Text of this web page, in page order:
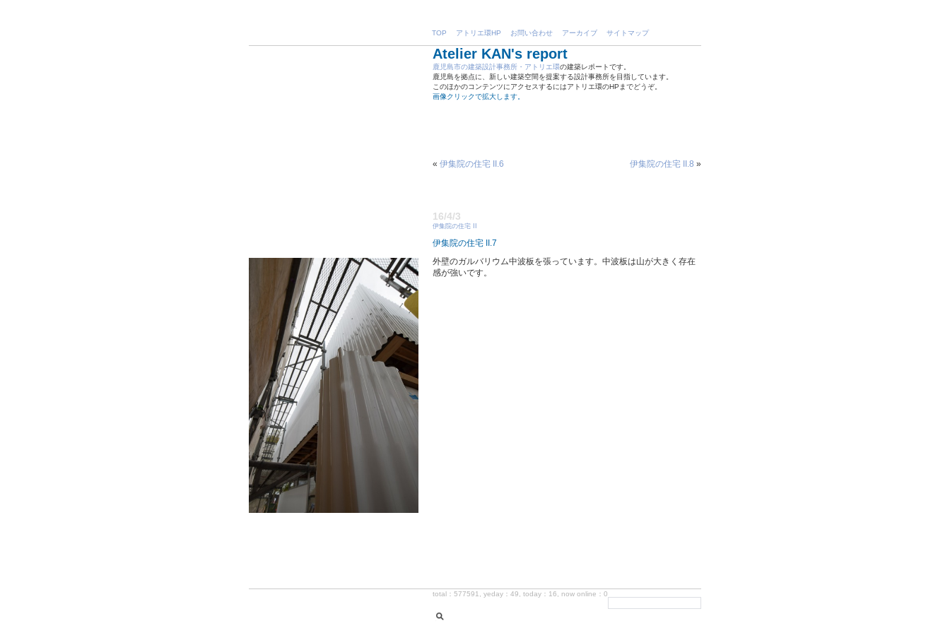
TOP アトリエ環HP お問い合わせ アーカイブ サイトマップ
Atelier KAN's report
鹿児島市の建築設計事務所・アトリエ環の建築レポートです。
鹿児島を拠点に、新しい建築空間を提案する設計事務所を目指しています。
このほかのコンテンツにアクセスするにはアトリエ環のHPまでどうぞ。
画像クリックで拡大します。
« 伊集院の住宅 II.6 伊集院の住宅 II.8 »
16/4/3
伊集院の住宅 II
伊集院の住宅 II.7
外壁のガルバリウム中波板を張っています。中波板は山が大きく存在
感が強いです。
total：577591, yeday：49, today：16, now online：0